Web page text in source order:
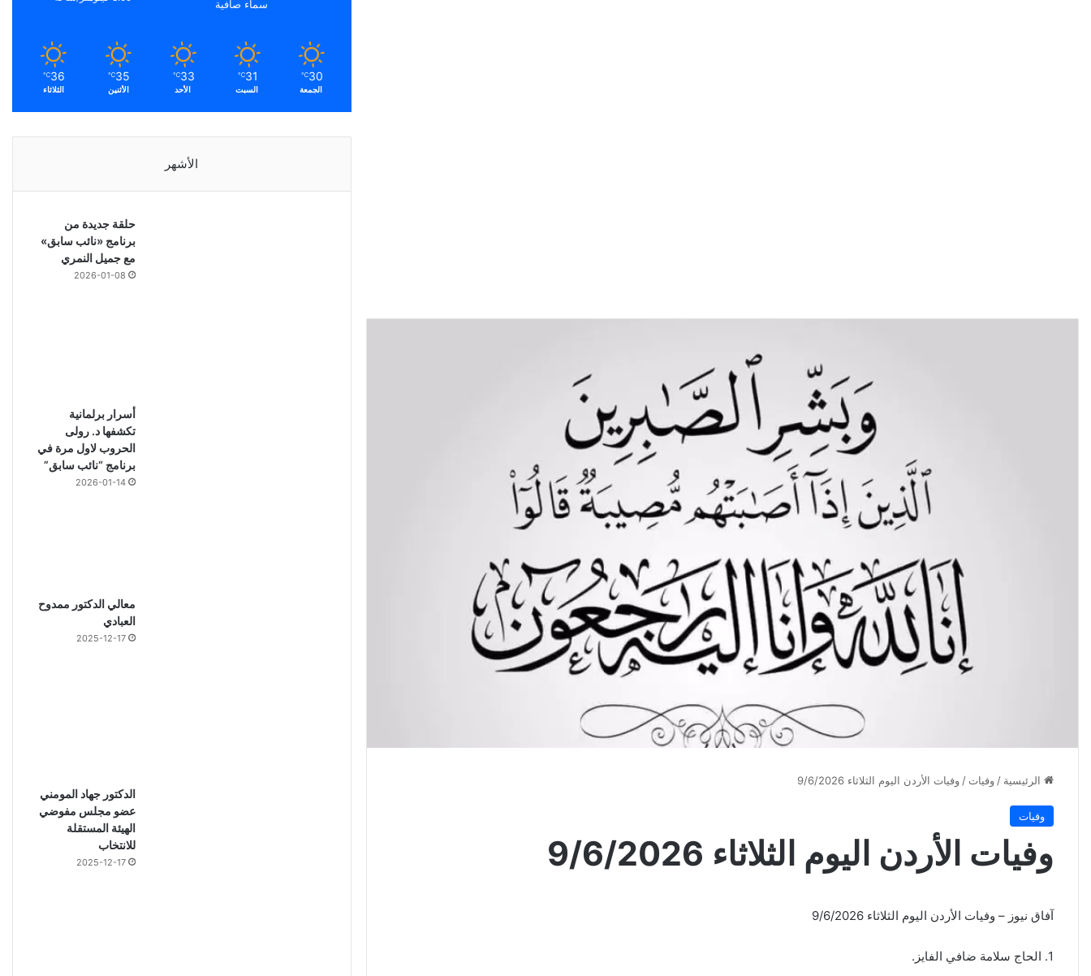
الرئيسية / وفيات / وفيات الأردن اليوم الثلاثاء 9/6/2026
وفيات
وفيات الأردن اليوم الثلاثاء 9/6/2026
آفاق نيوز – وفيات الأردن اليوم الثلاثاء 9/6/2026
1. الحاج سلامة ضافي الفايز.
سماء صافية
30
℃
الجمعة
31
℃
السبت
33
℃
الأحد
35
℃
الأثنين
36
℃
الثلاثاء
الأشهر
حلقة جديدة من
برنامج «نائب سابق»
مع جميل النمري
2026-01-08
أسرار برلمانية
تكشفها د. رولى
الحروب لاول مرة في
برنامج “نائب سابق”
2026-01-14
معالي الدكتور ممدوح
العبادي
2025-12-17
الدكتور جهاد المومني
عضو مجلس مفوضي
الهيئة المستقلة
للانتخاب
2025-12-17